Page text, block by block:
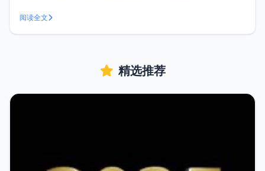
载与安装在阅读这篇文章前，假设您已经有了网站搭建基础，
因此并不会详细描述搭建过程，xiaoz只是分享下
阅读全文
精选推荐